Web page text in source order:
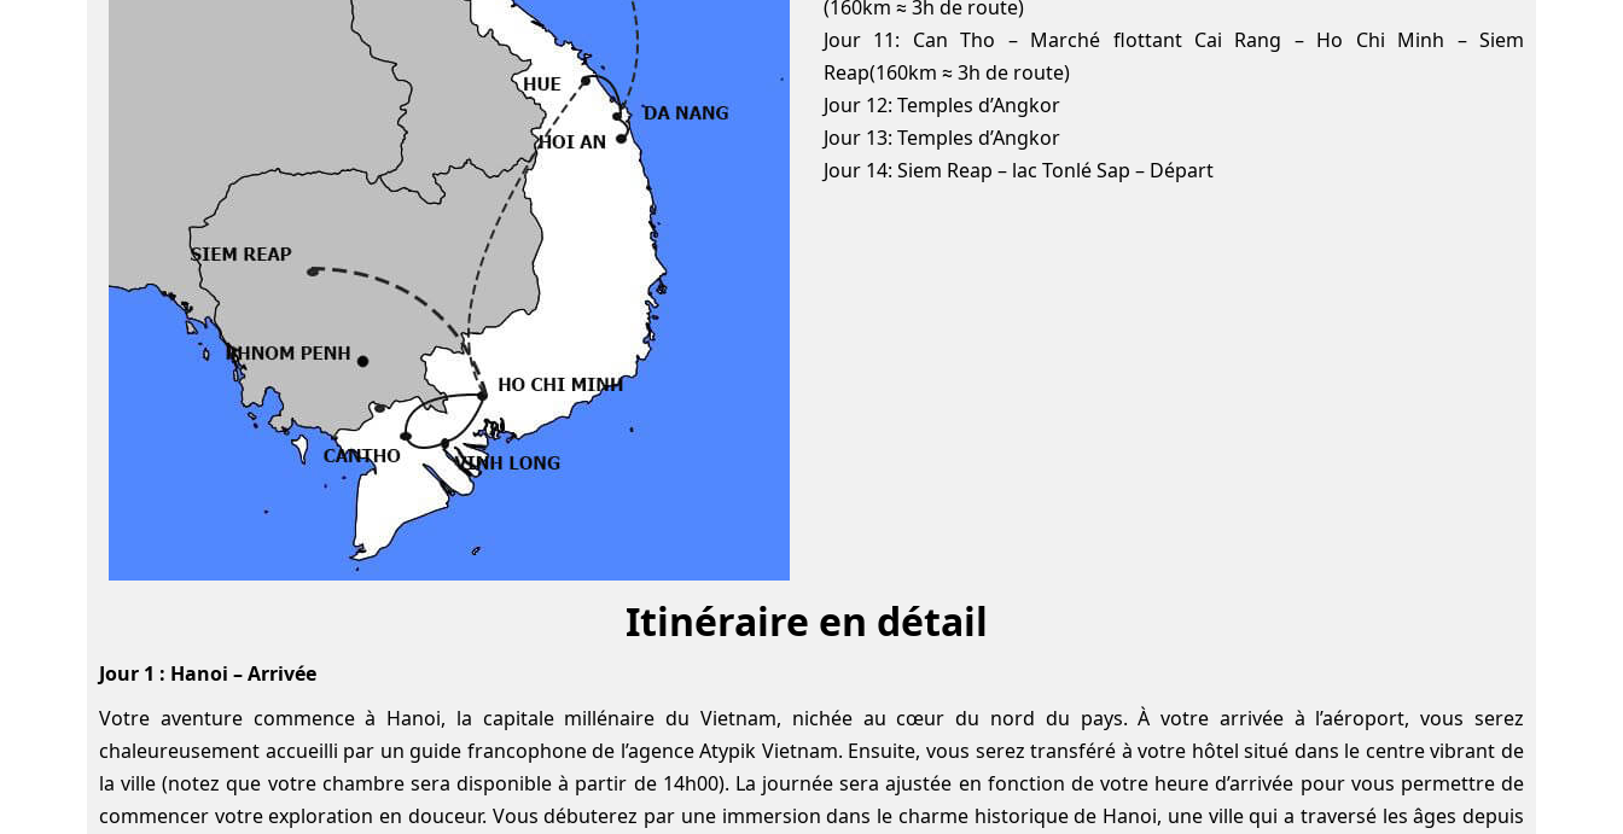
(160km ≈ 3h de route)
Jour 11: Can Tho – Marché flottant Cai Rang – Ho Chi Minh – Siem
Reap(160km ≈ 3h de route)
Jour 12: Temples d’Angkor
Jour 13: Temples d’Angkor
Jour 14: Siem Reap – lac Tonlé Sap – Départ
Itinéraire en détail
Jour 1 : Hanoi – Arrivée
Votre aventure commence à Hanoi, la capitale millénaire du Vietnam, nichée au cœur du nord du pays. À votre arrivée à l’aéroport, vous serez
chaleureusement accueilli par un guide francophone de l’agence Atypik Vietnam. Ensuite, vous serez transféré à votre hôtel situé dans le centre vibrant de
la ville (notez que votre chambre sera disponible à partir de 14h00). La journée sera ajustée en fonction de votre heure d’arrivée pour vous permettre de
commencer votre exploration en douceur. Vous débuterez par une immersion dans le charme historique de Hanoi, une ville qui a traversé les âges depuis